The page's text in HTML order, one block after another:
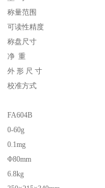
称量范围
可读性精度
称盘尺寸
净 重
外 形 尺 寸
校准方式
FA604B
0-60g
0.1mg
Φ80mm
6.8kg